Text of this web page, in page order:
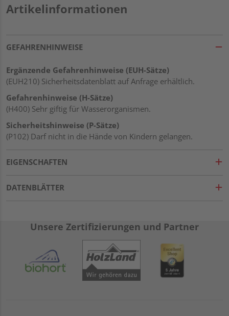
Artikelinformationen
GEFAHRENHINWEISE
Ergänzende Gefahrenhinweise (EUH-Sätze)
(EUH210) Sicherheitsdatenblatt auf Anfrage erhältlich.
Gefahrenhinweise (H-Sätze)
(H400) Sehr giftig für Wasserorganismen.
Sicherheitshinweise (P-Sätze)
(P102) Darf nicht in die Hände von Kindern gelangen.
EIGENSCHAFTEN
DATENBLÄTTER
Unsere Zertifizierungen und Partner